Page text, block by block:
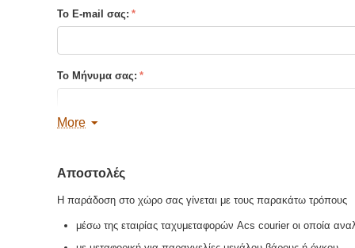
Το E-mail σας:
Το Μήνυμα σας:
Αποστολή Αντιγράφου
Αποστολή
More
Αποστολές
Η παράδοση στο χώρο σας γίνεται με τους παρακάτω τρόπους
μέσω της εταιρίας ταχυμεταφορών Acs courier οι οποία